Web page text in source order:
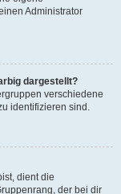
Administrator
dargestellt?
verschiedene
identifizieren sind.
dient die
der bei dir